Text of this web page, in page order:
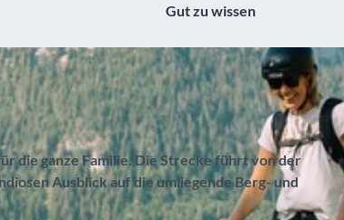
Gut zu wissen
die ganze Familie. Die Strecke führt von der
Ausblick auf die umliegende Berg- und